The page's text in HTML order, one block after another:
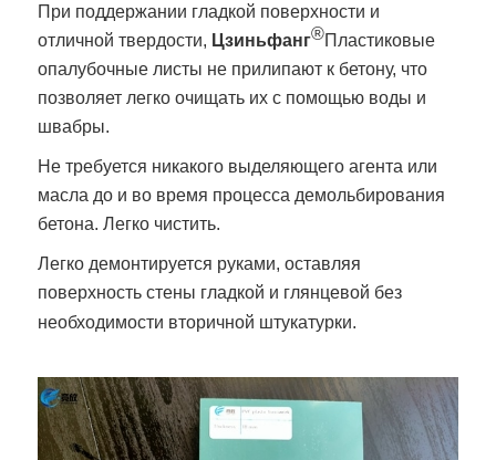
При поддержании гладкой поверхности и
отличной твердости, Цзиньфанг®Пластиковые
опалубочные листы не прилипают к бетону, что
позволяет легко очищать их с помощью воды и
швабры.
Не требуется никакого выделяющего агента или
масла до и во время процесса демольбирования
бетона. Легко чистить.
Легко демонтируется руками, оставляя
поверхность стены гладкой и глянцевой без
необходимости вторичной штукатурки.